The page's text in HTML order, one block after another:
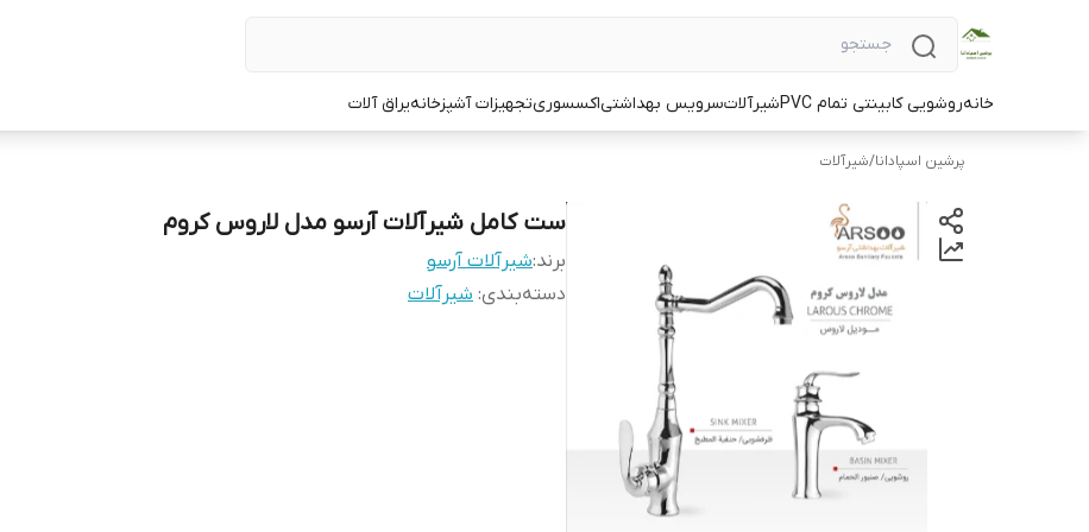
خانهروشویی کابینتی تمام PVC شیرآلاتسرویس بهداشتیاکسسوریتجهیزات آشپزخانهیراق آلات
پرشین اسپادانا/شیرآلات
ست کامل شیرآلات آرسو مدل لاروس کروم
برند:شیرآلات آرسو
دسته‌بندی: شیرآلات